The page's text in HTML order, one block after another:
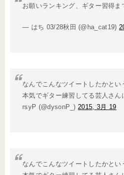
お願いランキング、ギター習得ま
— はち 03/28秋田 (@ha_cat19)
なんでこんなツイートしたかと
本気でギター練習してる芸人さ
rsyP (@dysonP_)2015, 3月 19
なんでこんなツイートしたかと